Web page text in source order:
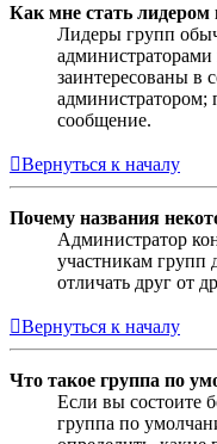
Как мне стать лидером
Лидеры групп
заинтересованы в
администратором;
сообщение.
Вернуться к началу
Почему названия
Администратор
участникам групп
отличать друг от
Вернуться к началу
Что такое группа по
Если вы состоите
группа по